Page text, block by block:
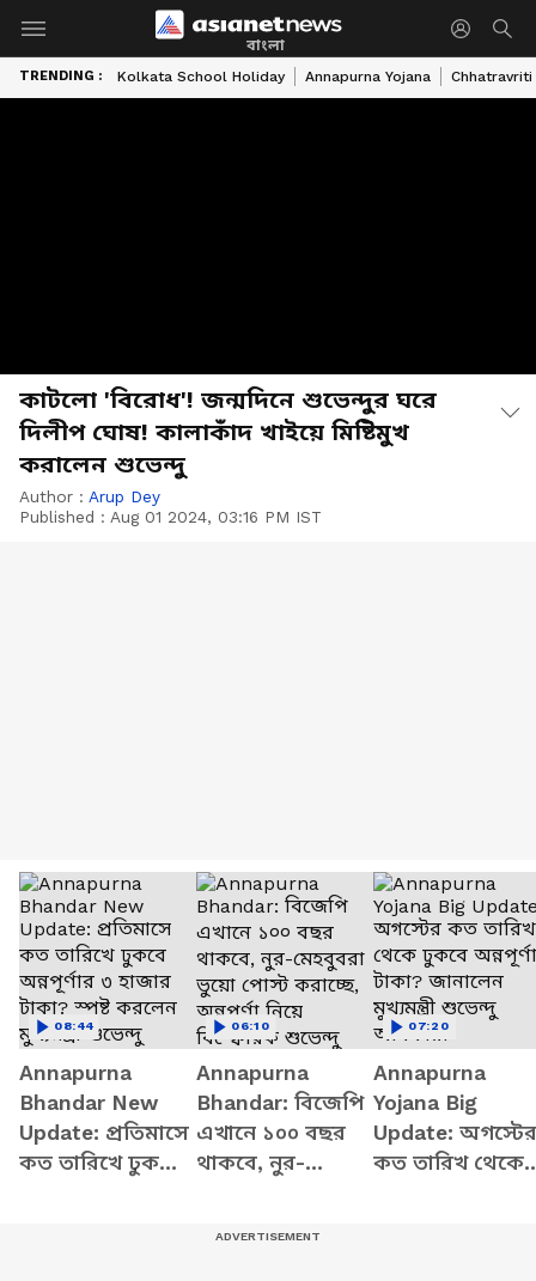
বাংলা
TRENDING : Kolkata School Holiday Annapurna Yojana Chhatravriti
কাটলো 'বিরোধ'! জন্মদিনে শুভেন্দুর ঘরে
দিলীপ ঘোষ! কালাকাঁদ খাইয়ে মিষ্টিমুখ
করালেন শুভেন্দু
Author : Arup Dey
Published : Aug 01 2024, 03:16 PM IST
Annapurna
Bhandar New
Update: প্রতিমাসে
কত তারিখে ঢুকবে
08:44
Annapurna
Bhandar: বিজেপি
এখানে ১০০ বছর
থাকবে, নুর-
06:10
Annapurna
Yojana Big
Update: অগস্টের
কত তারিখ থেকে
07:20